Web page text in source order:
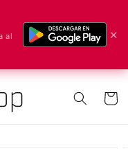
al
✕
🚀📦
Carrito